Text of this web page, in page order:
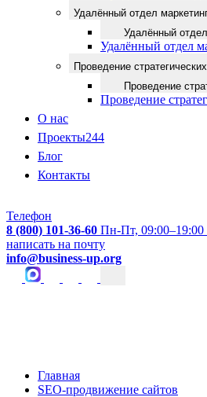
Удалённый отдел
Удалённый
Удалённый отдел
Проведение
Проведение
Проведение
О нас
Проекты244
Блог
Контакты
Телефон
8 (800) 101-36-60 Пн-Пт, 09:00–19:00
написать на почту
info@business-up.org
Главная
SEO-продвижение сайтов